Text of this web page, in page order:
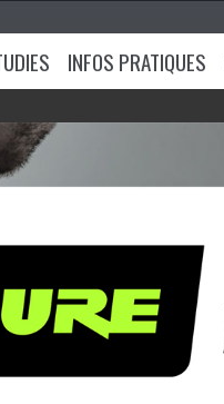
INFOS PRATIQUES